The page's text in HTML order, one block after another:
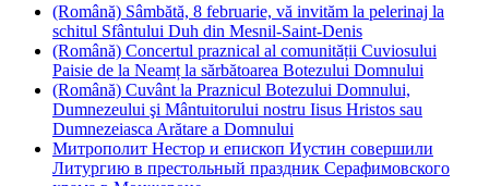
(Română) Sâmbătă, 8 februarie, vă invităm la pelerinaj la
schitul Sfântului Duh din Mesnil-Saint-Denis
(Română) Concertul praznical al comunității Cuviosului
Paisie de la Neamț la sărbătoarea Botezului Domnului
(Română) Cuvânt la Praznicul Botezului Domnului,
Dumnezeului şi Mântuitorului nostru Iisus Hristos sau
Dumnezeiasca Arătare a Domnului
Митрополит Нестор и епископ Иустин совершили
Литургию в престольный праздник Серафимовского